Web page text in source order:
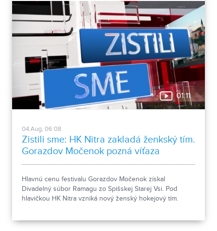
01:11
04.Aug, 06:08
Zistili sme: HK Nitra zakladá ženkský tím.
Gorazdov Močenok pozná víťaza
Hlavnú cenu festivalu Gorazdov Močenok získal
Divadelný súbor Ramagu zo Spišskej Starej Vsi. Pod
hlavičkou HK Nitra vzniká nový ženský hokejový tím.